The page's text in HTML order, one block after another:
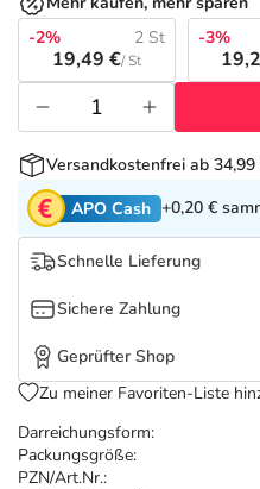
Tierapotheke
Vitamine &
Marken
Salus Deals
Darreichungsform:
Packungsgröße:
PZN/Art.Nr.:
-2%
2 St
19,49 €/ St
-3%
Versandkostenfrei ab 34,99
APO Cash +0,20 €
Schnelle Lieferung
Sichere Zahlung
Geprüfter Shop
Zu meiner Favoriten-Liste